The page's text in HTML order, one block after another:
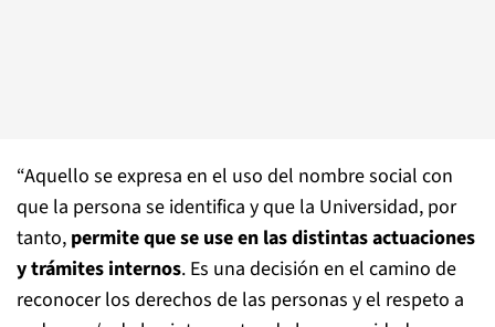
“Aquello se expresa en el uso del nombre social con
que la persona se identifica y que la Universidad, por
tanto, permite que se use en las distintas actuaciones
y trámites internos. Es una decisión en el camino de
reconocer los derechos de las personas y el respeto a